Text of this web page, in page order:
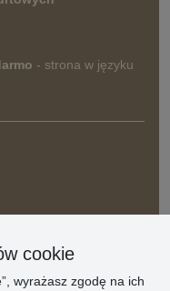
- strona w języku
cookie
wyrażasz zgodę na ich